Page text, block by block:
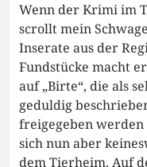
Wenn der Krimi im
scrollt mein
Inserate aus der
Fundstücke macht
auf „Birte“, die als
geduldig
freigegeben werden
sich nun aber
dem Tierheim. Auf